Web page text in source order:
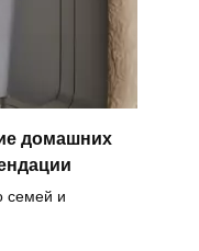
домашних
семей и